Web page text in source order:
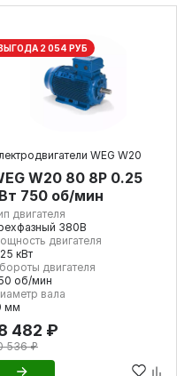
2 054 РУБ
WEG W20
W20 80 8P 0.25
750 об/мин
двигателя
380В
двигателя
кВт
двигателя
об/мин
вала
мм
482 ₽
536 ₽